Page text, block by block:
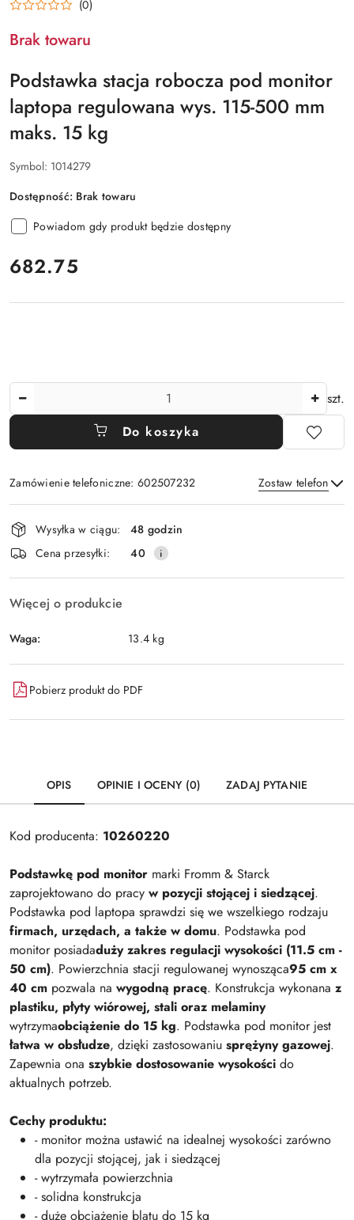
(0)
Brak towaru
Podstawka stacja robocza pod monitor
laptopa regulowana wys. 115-500 mm
maks. 15 kg
Symbol: 1014279
Dostępność: Brak towaru
Powiadom gdy produkt będzie dostępny
cena:
682.75
szt.
Do koszyka
Zamówienie telefoniczne: 602507232 Zostaw telefon
Wyślij
Dostępność
i
dostawa
Wysyłka w ciągu:
48 godzin
Cena przesyłki:
40
Więcej o produkcie
Waga: 13.4 kg
Pobierz produkt do PDF
OPIS OPINIE I OCENY (0) ZADAJ PYTANIE
Kod producenta: 10260220
Podstawkę pod monitor marki Fromm & Starck
zaprojektowano do pracy w pozycji stojącej i siedzącej.
Podstawka pod laptopa sprawdzi się we wszelkiego rodzaju
firmach, urzędach, a także w domu. Podstawka pod
monitor posiadaduży zakres regulacji wysokości (11.5 cm -
50 cm). Powierzchnia stacji regulowanej wynosząca95 cm x
40 cm pozwala na wygodną pracę. Konstrukcja wykonana z
plastiku, płyty wiórowej, stali oraz melaminy
wytrzymaobciążenie do 15 kg. Podstawka pod monitor jest
łatwa w obsłudze, dzięki zastosowaniu sprężyny gazowej.
Zapewnia ona szybkie dostosowanie wysokości do
aktualnych potrzeb.
Cechy produktu:
- monitor można ustawić na idealnej wysokości zarówno
dla pozycji stojącej, jak i siedzącej
- wytrzymała powierzchnia
- solidna konstrukcja
- duże obciążenie blatu do 15 kg